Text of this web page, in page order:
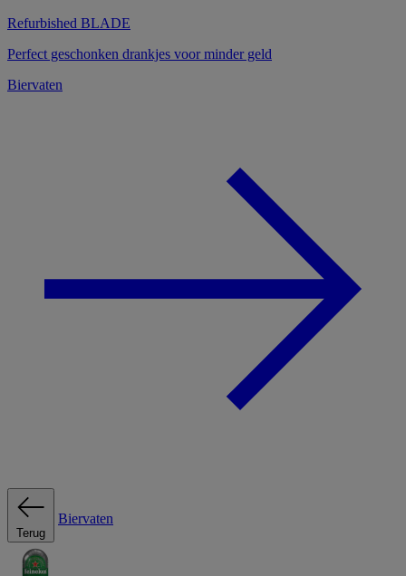
Refurbished BLADE
Perfect geschonken drankjes voor minder geld
Biervaten
Terug
Biervaten